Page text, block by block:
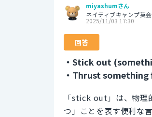
miyashumさん
ネイティブキャンプ英
2025/11/03 17:30
回答
・Stick out
・Thrust
「stick out」は、物理
つ」ことを表す便利な言